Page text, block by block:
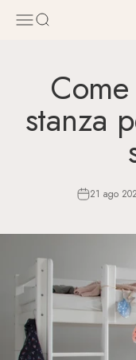
Apri il menu di
Mostra il menu di
stanza
21 ago